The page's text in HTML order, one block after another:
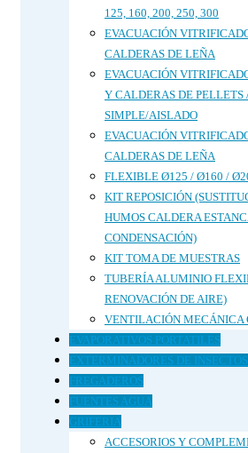
125, 160, 200, 250, 300
EVACUACIÓN
CALDERAS DE LEÑA
EVACUACIÓN
Y CALDERAS DE
SIMPLE/AISLADO
EVACUACIÓN
CALDERAS DE LEÑA
FLEXIBLE Ø125 / Ø160 /
KIT REPOSICIÓN
HUMOS CALDERA
CONDENSACIÓN)
KIT TOMA DE MUESTRAS
TUBERÍA ALUMINIO
RENOVACIÓN DE AIRE)
VENTILACIÓN MECÁNICA
EVAPORATIVOS PORTATILES
EXTERMINADORES DE INSECTOS
FREGADEROS
FUENTES AGUA
GRIFERIA
ACCESORIOS Y